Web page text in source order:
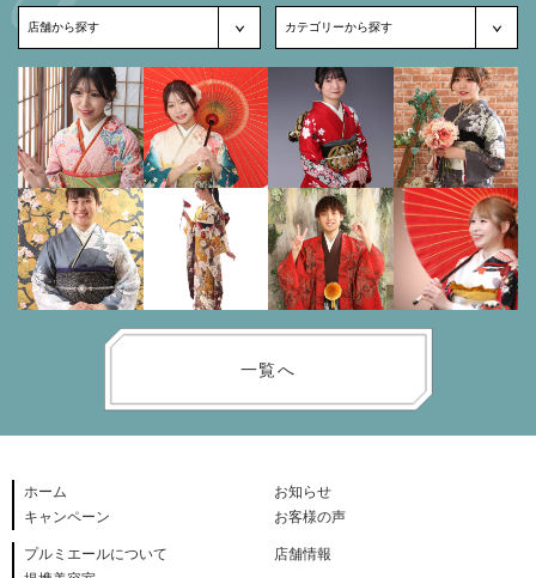
一覧へ
ホーム
お知らせ
キャンペーン
お客様の声
プルミエールについて
店舗情報